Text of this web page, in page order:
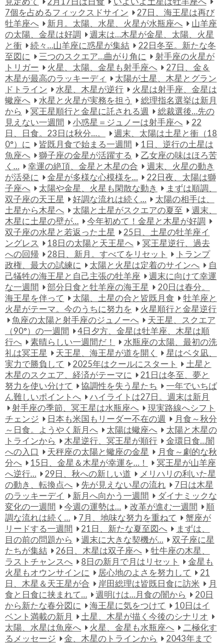
7個を占めるフィックスドサイン
27日、海王星は再び
牡羊座へ
新月。太陽、水星、火星が水瓶座へ
山羊座
の太陽、金星は好調
週末は…木星が金星、太陽、火星
と衝
続々…山羊座に惑星が集結
22日冬至。新たな冬
至図に
三つのスクエア…曲がり角に
射手座の火星が
トリガー
火星、太陽、金星も射手座へ
27日、金＆
木星が最高のラッキーディ
太陽が土星、木星とグラン
ドトライン
水星、木星が逆行
火星は射手座、金星は
蠍座へ
水星と火星が実務を担う
総理指名選挙は新月
から
冥王星順行と金星に託される週
総裁選後…先の
見えない一週間
小惑星＝ジュノーは射手座へ
22
日、日食。23日は秋分…。
週末、太陽は土星と衝（18
0°）に
皆既月食で始まる一週間
1日、逆行の土星は
魚座へ
獅子座の金星が活躍する
乙女座の味はほろ苦
く…
幸運の絶頂、金星と木星の合
週末、火星の動き
が活発に
金星が多様な心模様を…
22日夜、太陽は獅
子座へ
太陽や金星、火星も閑散な動き
まずは順調、
双子座の天王星
好調な流れは続く…
太陽の相手は、
土星から木星へ
太陽と土星がスクエアの夏至
週末、
木星に土星の壁が…
今年初めて！金星と木星が好調
双子座の水星と若返った土星
25日、土星の牡羊座イ
ングレス
18日の太陽と天王星へ
冥王星逆行、過去
への回帰
28日、新月。すべてをリセット
トランプ
政権、最大の試練に
太陽と火星は定着のサインへ
自
己犠牲の海王星と自己主張の牡羊座
週末に向けて幸運
な一週間
部分日食と牡羊座の海王星
20日は春分。
海王星を伴って
太陽、土星の合と皆既月食
牡羊座と
火星がテーマ。今のうちに努力を
火星順行と金星逆行
魚座の太陽と射手座のジュノーへ
天王星、スクエア
（90°）の一週間
4日夕方、金星は牡羊座、木星は順
行へ
素晴らしい一週間だ！
水瓶座の太陽、最初の洗
礼は冥王星
天王星、海王星が道を開く
星はベタ凪、
実力で勝負して
2025年はクールにスタート
土星と
木星のスクエア、経済がテーマに
21日は冬至、夢と
努力を使い分けて
協調性を失う星たち
一年でいちば
ん難しいポイントへ
ハイライトは27日。週末は新月
射手座の季節、冥王星は水瓶座へ
現実路線へシフト
チェンジ
日本も米国もリーダー不在の週
月食～秋分
～日食。ようやく新月へ
太陽は蠍座へ
太陽と木星の
トラインから
木星逆行、冥王星が順行
金環日食…闇
への入口
天秤座の太陽と蠍座の金星
月食～劇的な秋
分へ
15日、金星＆木星が幸運を…！
冥王星が山羊座
へ逆行…
29日、秋への新しい道
メリハリの利いた星
の動き、転換点へ
先が見えない星の流れ
7日は木星
のラッキーデイ
新月へ向かう一週間
ダイナミックな
変化の一週間
今週の運勢は… 改革が進む一週間
順
調な流れは続く…
7月、地味な努力を重ねて
蟹座が
リードする一週間
21日、新たな夏至図へ
まずは、
目の前の問題から
週末に大きな契機が…
双子座に星
たちが集結
26日、木星は双子座へ
牡牛座の木星、
ラストチャンスへ
8日の新月で月はリセット
金星も
火星もオウンサインに
居心地のよさを努力して
21
日、木星＆天王星が合
岸田総理は皆既日食に訪米
月
食と日食に挟まれて…
週明けは…月食の闇から
20日
から新たな春分図に
海王星に気をつけて
10日はイ
ベント満載の新月
土星、木星が描く今後のシナリオ
太陽、水星は魚座へ
火星、金星も水瓶座へ
二極化す
るメッセージ
金、木星のトラインから
2043年まで